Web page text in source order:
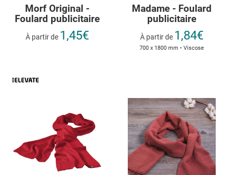
Morf Original -
Foulard publicitaire
À partir de 1,45€
Madame - Foulard
publicitaire
À partir de 1,84€
700 x 1800 mm • Viscose